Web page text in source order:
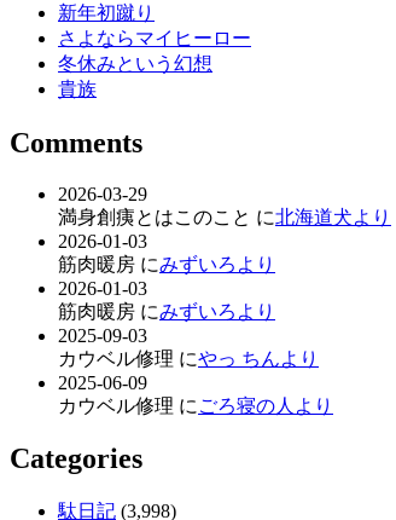
新年初蹴り
さよならマイヒーロー
冬休みという幻想
貴族
Comments
2026-03-29
満身創痍とはこのこと に北海道犬より
2026-01-03
筋肉暖房 にみずいろより
2026-01-03
筋肉暖房 にみずいろより
2025-09-03
カウベル修理 にやっ ちんより
2025-06-09
カウベル修理 に ごろ寝の人より
Categories
駄日記 (3,998)